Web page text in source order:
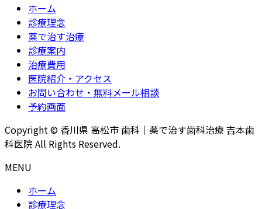
ホーム
診療理念
薬で治す治療
診療案内
治療費用
医院紹介・アクセス
お問い合わせ・無料メール相談
予約画面
Copyright © 香川県 高松市 歯科｜薬で治す歯科治療 吉本歯
科医院 All Rights Reserved.
MENU
ホーム
診療理念